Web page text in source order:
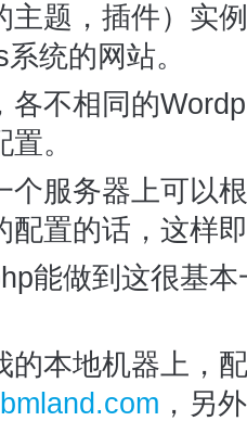
主题，插件）实
统的网站。
各不相同的
。
个服务器上可以
配置的话，这样
能做到这很基
的本地机器上，
，另